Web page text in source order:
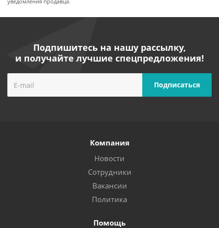
уведомления продавца.
Подпишитесь на нашу рассылку,
и получайте лучшие спецпредложения!
Компания
Новости
Сотрудники
Вакансии
Политика
Помощь